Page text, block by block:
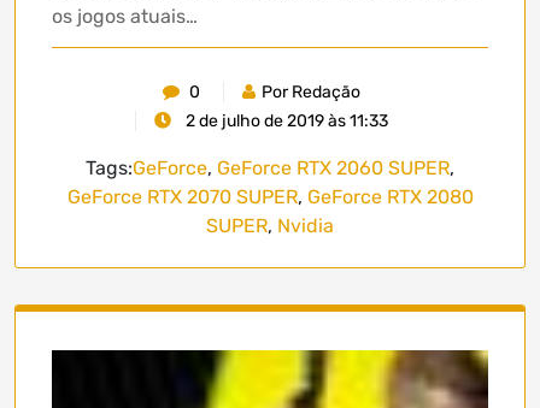
os jogos atuais…
0
Por Redação
2 de julho de 2019 às 11:33
Tags:GeForce, GeForce RTX 2060 SUPER,
GeForce RTX 2070 SUPER, GeForce RTX 2080
SUPER, Nvidia